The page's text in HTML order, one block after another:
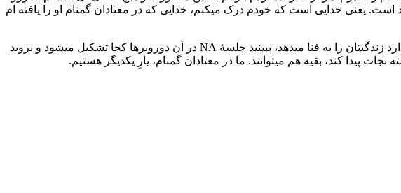
يعنی خدايی است كه خودم درک ميكنم، خدايی كه در معتادان گمنام او را يافته ام
باری، اگر در سلول زندان داريد اينها را ميخوانيد، پيامی برايتان دارم. اگر فكر ميكنيد هر نوع نشئه جات يا الكل، يا هر دو، دارد زندگيتان را به فنا ميدهد، ببينيد جلسۀ NA در آن دوروبرها كجا تشكيل ميشود و برويد
پيدا كند، بقيه هم ميتوانند. ما در معتادان گمنام، يارِ يكديگر هستيم.